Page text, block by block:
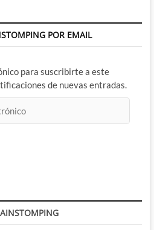
POR EMAIL
para suscribirte a este
de nuevas entradas.